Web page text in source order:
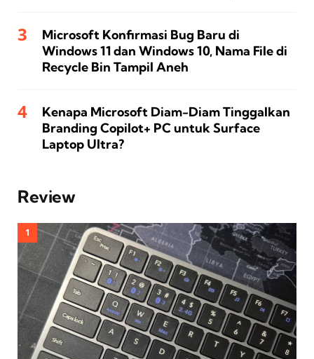
Microsoft Konfirmasi Bug Baru di
Windows 11 dan Windows 10, Nama File di
Recycle Bin Tampil Aneh
Kenapa Microsoft Diam-Diam Tinggalkan
Branding Copilot+ PC untuk Surface
Laptop Ultra?
Review